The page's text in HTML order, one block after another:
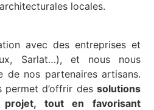
locales.
avec des entreprises et
Sarlat…), et nous nous
de nos partenaires artisans.
d’offrir des solutions
projet, tout en favorisant